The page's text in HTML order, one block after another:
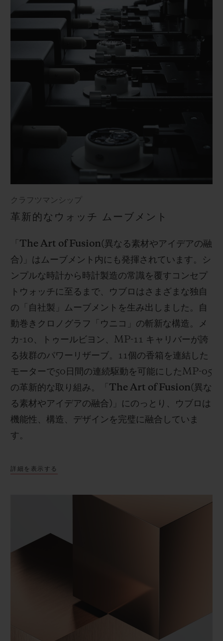
クラフツマンシップ
革新的なウォッチ ムーブメント
The Art of Fusion(異なる素材やアイデアの融
合) 」はムーブメント内にも発揮されています。シ
ンプルな時計から時計製造の常識を覆すコンセプ
トウォッチに至るまで、ウブロはさまざまな独自
の「自社製」ムーブメントを生み出しました。自
動巻きクロノグラフ「ウニコ」の斬新な構造。メ
カ -10 、トゥールビヨン、 MP-11 キャリバーが誇
る抜群のパワーリザーブ。 11個の香箱を連結した
モーターで50 日間の連続駆動を可能にしたMP-05
の革新的な取り組み。「 The Art of Fusion(異な
る素材やアイデアの融合) 」にのっとり、ウブロは
機能性、構造、デザインを完璧に融合していま
す。
詳細を表示する